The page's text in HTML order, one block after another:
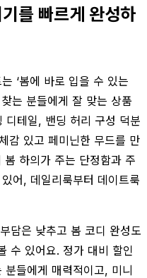
를 빠르게 완성하
‘봄에 바로 입을 수 있는
는 분들에게 잘 맞는 상품
디테일, 밴딩 허리 구성 덕분
감 있고 페미닌한 무드를 만
하의가 주는 단정함과 주
어, 데일리룩부터 데이트룩
담은 낮추고 봄 코디 완성도
수 있어요. 정가 대비 할인
들에게 매력적이고, 미니